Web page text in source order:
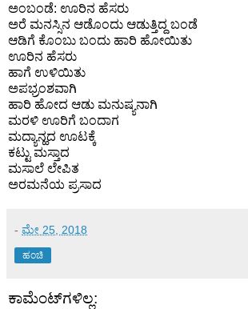
ಅಂಬಂಡೆ: ಊರಿನ ಹೆಸರು
ಅರೆ ಮನಸ್ಸಿನ ಆಡೊಂದು ಆಡುತ್ತಿದ್ದ ಬಂಡೆ
ಆಡಿಗೆ ಕೊಂಬು ಬಂದು ಹಾರಿ ಹೋಯಿತು
ಊರಿನ ಹೆಸರು
ಹಾಗೆ ಉಳಿಯಿತು
ಅಪಭ್ರಂಶವಾಗಿ
ಹಾರಿ ಹೋದ ಆಡು ಮನುಷ್ಯನಾಗಿ
ಮರಳಿ ಊರಿಗೆ ಬಂದಾಗ
ಮದ್ಯಾನ್ಹದ ಊಟಕ್ಕೆ
ಕಟ್ಟು ಮಸ್ತಾದ
ಮಸಾಲೆ ಲೇಪಿತ
ಅರಮನೆಯ ಪ್ರಸಾದ
- ಮೇ 25, 2018
ಹಂಚಿ
ಕಾಮೆಂಟ್‌ಗಳಿಲ್ಲ: